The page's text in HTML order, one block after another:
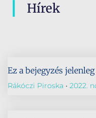
Hírek
Ez a bejegyzés
Rákóczi Piroska 2022.